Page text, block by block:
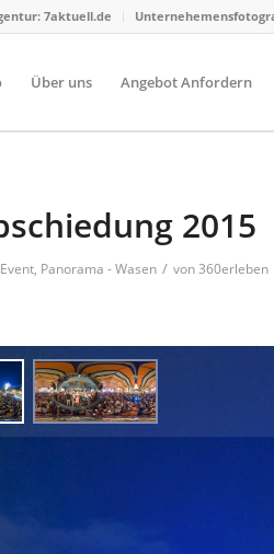
7aktuell.de
Über uns Angebot Anfordern
2015
, Panorama - Wasen / von360erleben